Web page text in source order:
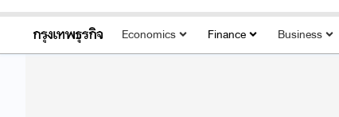
Economics Finance Business